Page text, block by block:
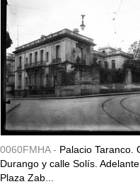
0060FMHA - Palacio Taranco.
Durango y calle Solís.
Plaza Zab...